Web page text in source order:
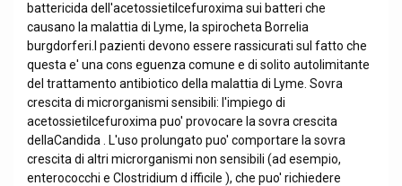
battericida dell'acetossietilcefuroxima sui batteri che
causano la malattia di Lyme, la spirocheta Borrelia
burgdorferi.I pazienti devono essere rassicurati sul fatto che
questa e' una cons eguenza comune e di solito autolimitante
del trattamento antibiotico della malattia di Lyme. Sovra
crescita di microrganismi sensibili: l'impiego di
acetossietilcefuroxima puo' provocare la sovra crescita
dellaCandida . L'uso prolungato puo' comportare la sovra
crescita di altri microrganismi non sensibili (ad esempio,
enterococchi e Clostridium d ifficile ), che puo' richiedere